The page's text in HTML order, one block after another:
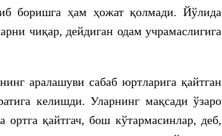
боришга ҳам ҳожат қолмади. Йўлида
чиқар, дейдиган одам учрамаслигига
аралашуви сабаб юртларига қайтган
келишди. Уларнинг мақсади ўзаро
қайтгач, бош кўтармасинлар, деб,